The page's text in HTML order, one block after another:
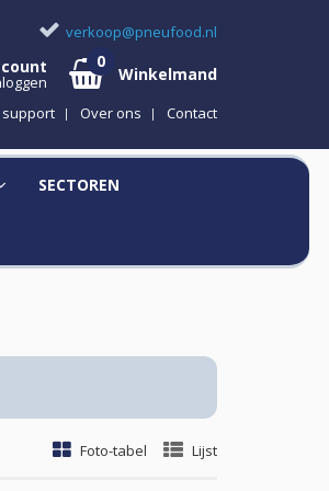
verkoop@pneufood.nl
Winkelmand
support Over ons Contact
SECTOREN
Foto-tabel Lijst